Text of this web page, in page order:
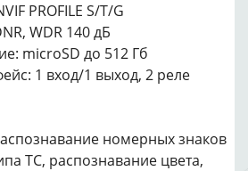
PROFILE S/T/G
WDR 140 дБ
microSD до 512 Гб
1 вход/1 выход, 2 реле
номерных знаков
ТС, распознавание цвета,